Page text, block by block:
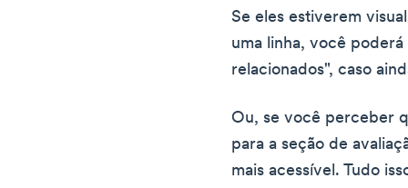
Se eles estiverem
uma linha, você
relacionados", caso
Ou, se você perceber
para a seção de
mais acessível. Tudo